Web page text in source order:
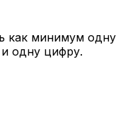
как минимум одну
одну цифру.